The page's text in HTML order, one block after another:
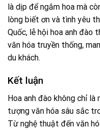
là dịp để ngắm hoa mà
lòng biết ơn và tình yêu
Quốc, lễ hội hoa anh
văn hóa truyền thống,
du khách.
Kết luận
Hoa anh đào không chỉ
tượng văn hóa sâu sắc
Từ nghệ thuật đến văn